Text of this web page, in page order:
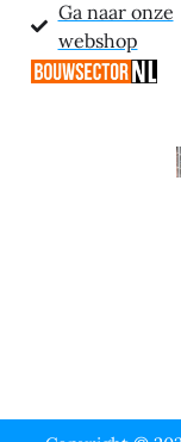
Ga naar onze
webshop